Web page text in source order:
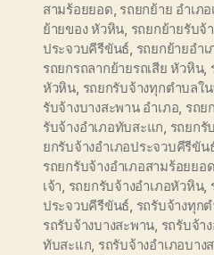
สามร้อยยอด, รถยกย้าย อำเภ
ย้ายของ หัวหิน, รถยกย้ายรับจ้
ประจวบคีรีขันธ์, รถยกย้ายอำ
รถยกรถลากย้ายรถเสีย หัวหิน,
หัวหิน, รถยกรับจ้างทุกตำบลใ
รับจ้างบางสะพาน อำเภอ, รถย
รับจ้างอำเภอทับสะแก, รถยกรั
ยกรับจ้างอำเภอประจวบคีรีขัน
รถยกรับจ้างอำเภอสามร้อยยอด
เจ้า, รถยกรับจ้างอำเภอหัวหิน,
ประจวบคีรีขันธ์, รถรับจ้างทุก
รถรับจ้างบางสะพาน, รถรับจ้า
ทับสะแก, รถรับจ้างอำเภอบา